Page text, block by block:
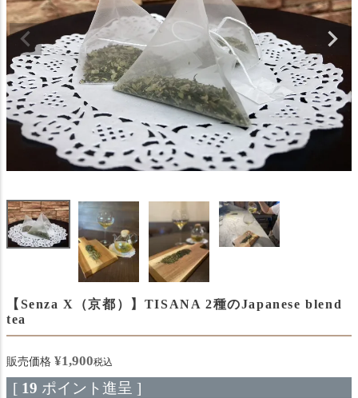
【Senza X（京都）】TISANA 2種のJapanese blend
tea
販売価格 ¥1,900税込
[ 19 ポイント進呈 ]